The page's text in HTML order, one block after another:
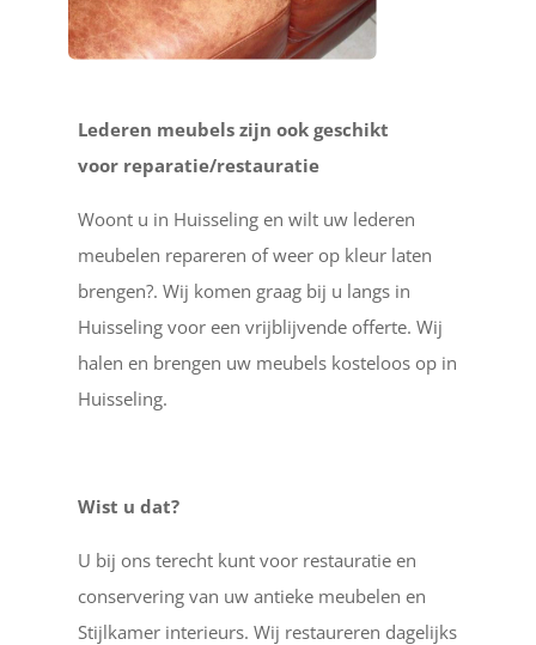
Lederen meubels zijn ook geschikt
voor reparatie/restauratie
Woont u in Huisseling en wilt uw lederen
meubelen repareren of weer op kleur laten
brengen?. Wij komen graag bij u langs in
Huisseling voor een vrijblijvende offerte. Wij
halen en brengen uw meubels kosteloos op in
Huisseling.
Wist u dat?
U bij ons terecht kunt voor restauratie en
conservering van uw antieke meubelen en
Stijlkamer interieurs. Wij restaureren dagelijks